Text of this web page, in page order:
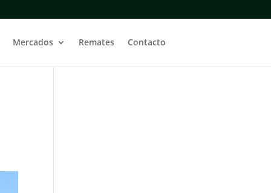
Mercados Remates Contacto